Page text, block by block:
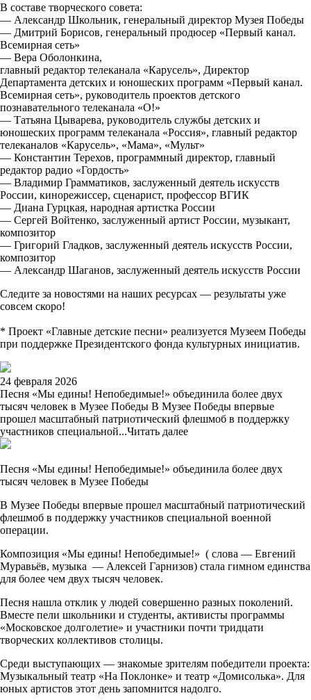
В составе творческого совета:
— Александр Школьник, генеральный директор Музея Победы
— Дмитрий Борисов, генеральный продюсер «Первый канал.
Всемирная сеть»
— Вера Оболонкина,
главный редактор телеканала «Карусель», Директор
Департамента детских и юношеских программ «Первый канал.
Всемирная сеть», руководитель проектов детского
познавательного телеканала «О!»
— Татьяна Цыварева, руководитель службы детских и
юношеских программ телеканала «Россия», главный редактор
телеканалов «Карусель», «Мама», «Мульт»
— Константин Терехов, программный директор, главный
редактор радио «Гордость»
— Владимир Грамматиков, заслуженный деятель искусств
России, кинорежиссер, сценарист, профессор ВГИК
— Диана Гурцкая, народная артистка России
— Сергей Войтенко, заслуженный артист России, музыкант,
композитор
— Григорий Гладков, заслуженный деятель искусств России,
композитор
— Александр Шаганов, заслуженный деятель искусств России
Следите за новостями на наших ресурсах — результаты уже
совсем скоро!
* Проект «Главные детские песни» реализуется Музеем Победы
при поддержке Президентского фонда культурных инициатив.
24 февраля 2026
Песня «Мы едины! Непобедимые!» объединила более двух
тысяч человек в Музее Победы В Музее Победы впервые
прошел масштабный патриотический флешмоб в поддержку
участников специальной...Читать далее
Песня «Мы едины! Непобедимые!» объединила более двух
тысяч человек в Музее Победы
В Музее Победы впервые прошел масштабный патриотический
флешмоб в поддержку участников специальной военной
операции.
Композиция «Мы едины! Непобедимые!» ( слова — Евгений
Муравьёв, музыка — Алексей Гарнизов) стала гимном единства
для более чем двух тысяч человек.
Песня нашла отклик у людей совершенно разных поколений.
Вместе пели школьники и студенты, активисты программы
«Московское долголетие» и участники почти тридцати
творческих коллективов столицы.
Среди выступающих — знакомые зрителям победители проекта:
Музыкальный театр «На Поклонке» и театр «Домисолька». Для
юных артистов этот день запомнится надолго.